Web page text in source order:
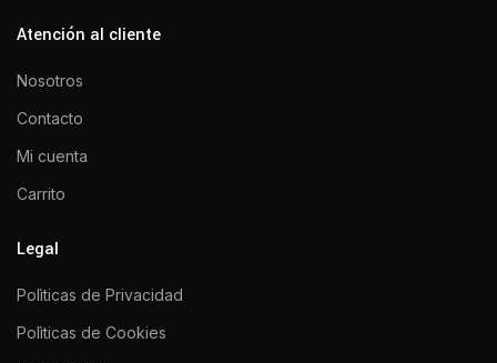
Atención al cliente
Nosotros
Contacto
Mi cuenta
Carrito
Legal
Polìticas de Privacidad
Polìticas de Cookies